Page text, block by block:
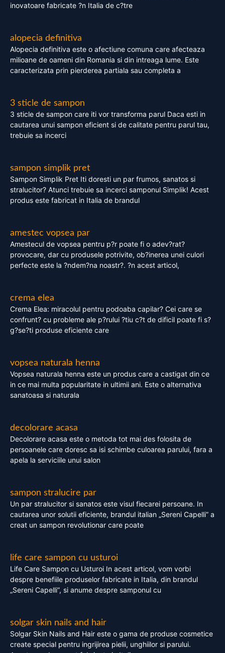
inovatoare fabricate ?n Italia de c?tre
alopecia definitiva
Alopecia definitiva este o afectiune comuna care afecteaza
milioane de oameni din Romania si din intreaga lume. Este
caracterizata prin pierderea partiala sau completa a
3 sticle de sampon
3 sticle de sampon care iti vor transforma parul Daca esti in
cautarea unui sampon eficient si de calitate pentru parul tau,
trebuie sa incerci
sampon simplik pret
Sampon Simplik Pret Iti doresti un par frumos, sanatos si
stralucitor? Atunci trebuie sa incerci samponul Simplik! Acest
produs este fabricat in Italia de brandul
amestec vopsea par
Amestecul de vopsea pentru p?r poate fi o adev?rat?
provocare, dar cu produsele potrivite, ob?inerea unei culori
perfecte este la ?ndem?na noastr?. ?n acest articol,
crema elea
Crema Elea: miracolul pentru podoaba capilar? Cei care se
confrunt? cu probleme ale p?rului ?tiu c?t de dificil poate fi s?
g?se?ti produse eficiente care
vopsea naturala henna
Vopsea naturala henna este un produs care a castigat din ce
in ce mai multa popularitate in ultimii ani. Este o alternativa
sanatoasa si naturala
decolorare acasa
Decolorare acasa este o metoda tot mai des folosita de
persoanele care doresc sa isi schimbe culoarea parului, fara a
apela la serviciile unui salon
sampon stralucire par
Un par stralucitor si sanatos este visul fiecarei persoane. In
cautarea unor solutii eficiente, brandul italian „Sereni Capelli” a
creat un sampon revolutionar care poate
life care sampon cu usturoi
Life Care Sampon cu Usturoi In acest articol, vom vorbi
despre benefiile produselor fabricate in Italia, din brandul
„Sereni Capelli”, si anume despre samponul cu
solgar skin nails and hair
Solgar Skin Nails and Hair este o gama de produse cosmetice
create special pentru ingrijirea pielii, unghiilor si parului.